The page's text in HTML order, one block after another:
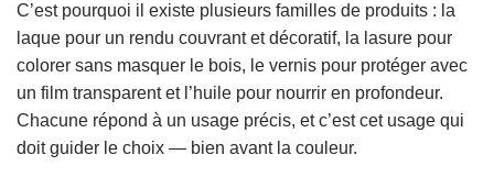
C’est pourquoi il existe plusieurs familles de produits : la
laque pour un rendu couvrant et décoratif, la lasure pour
colorer sans masquer le bois, le vernis pour protéger avec
un film transparent et l’huile pour nourrir en profondeur.
Chacune répond à un usage précis, et c’est cet usage qui
doit guider le choix — bien avant la couleur.